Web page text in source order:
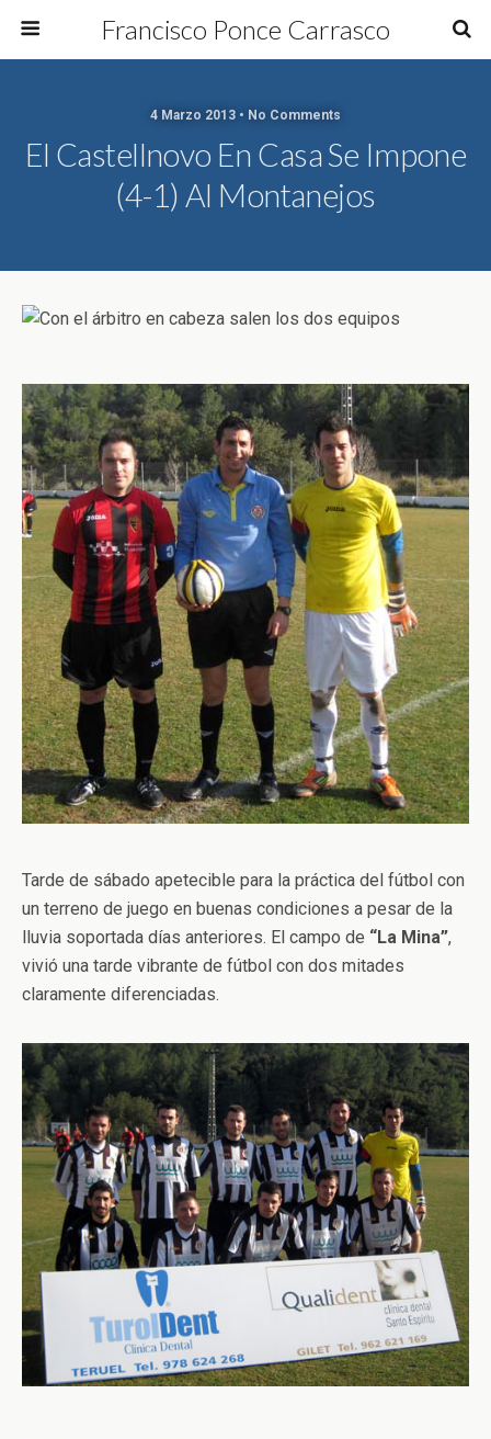
Francisco Ponce Carrasco
4 Marzo 2013 • No Comments
El Castellnovo En Casa Se Impone
(4-1) Al Montanejos
Tarde de sábado apetecible para la práctica del fútbol con
un terreno de juego en buenas condiciones a pesar de la
lluvia soportada días anteriores. El campo de “La Mina”,
vivió una tarde vibrante de fútbol con dos mitades
claramente diferenciadas.